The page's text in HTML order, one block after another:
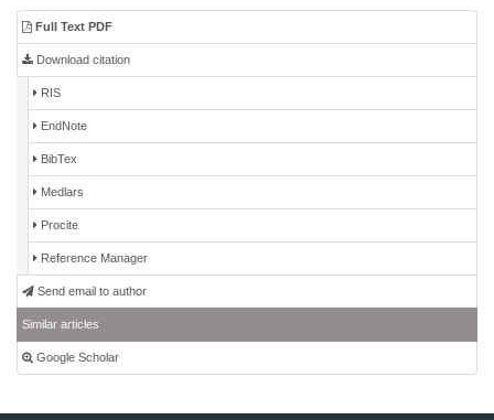
Full Text PDF
Download citation
RIS
EndNote
BibTex
Medlars
Procite
Reference Manager
Send email to author
Similar articles
Google Scholar